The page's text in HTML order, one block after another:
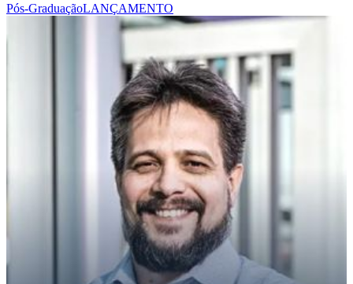
Pós-GraduaçãoLANÇAMENTO